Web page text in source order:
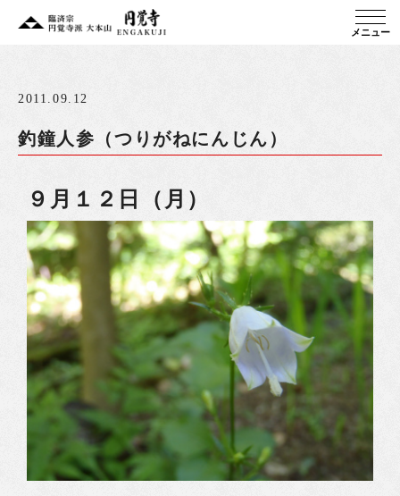
メニュー
2011.09.12
釣鐘人参（つりがねにんじん）
９月１２日（月）